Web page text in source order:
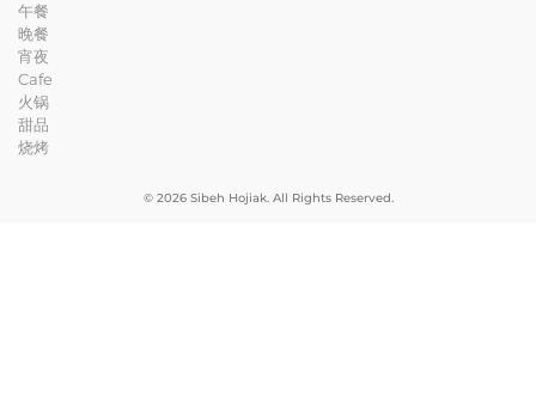
午餐
晚餐
宵夜
Cafe
火锅
甜品
烧烤
© 2026 Sibeh Hojiak. All Rights Reserved.